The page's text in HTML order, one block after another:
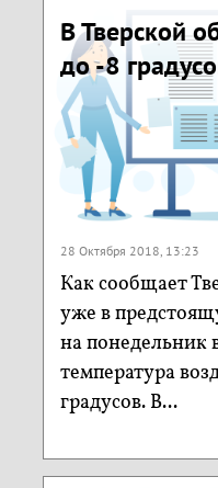
В Тверской
до -8
28 Октября 2018, 13:23
Как сообщает
уже в
на понедельник
температура
градусов. В...